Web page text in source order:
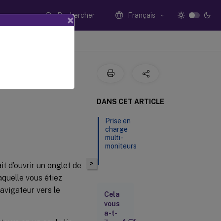
Rechercher Français
d’ouvrir un onglet de
vous étiez
vers le
>
DANS CET ARTICLE
Prise en
charge
multi-
moniteurs
Cela
vous
a-t-
×